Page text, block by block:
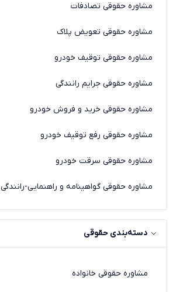
مشاوره حقوقی تصادفات
مشاوره حقوقی تعویض پلاک
مشاوره حقوقی توقیف خودرو
مشاوره حقوقی جرایم رانندگی
مشاوره حقوقی خرید و فروش خودرو
مشاوره حقوقی رفع توقیف خودرو
مشاوره حقوقی سرقت خودرو
مشاوره حقوقی گواهینامه و راهنمایی-رانندگی
دسته‌بندی حقوقی
مشاوره حقوقی خانواده